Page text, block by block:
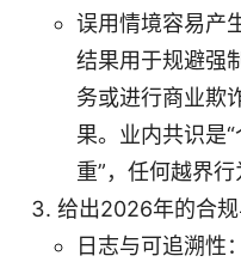
误用情境容易产
结果用于规避强
务或进行商业欺
果。业内共识是
重”，任何越界行
给出2026年的合
日志与可追溯性